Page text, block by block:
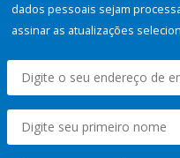
dados pessoais sejam
assinar as atualizações